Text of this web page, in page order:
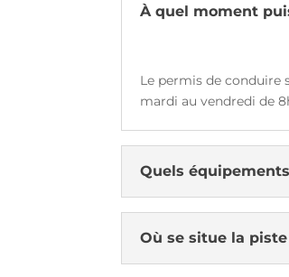
À quel moment
Le permis de conduire
mardi au vendredi de
Quels
Où se situe la